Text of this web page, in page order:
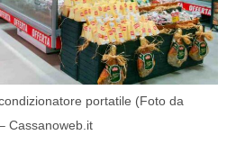
portatile (Foto da
Cassanoweb.it